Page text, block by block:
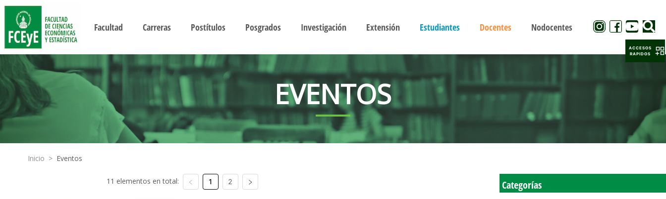
Facultad Carreras Postítulos Posgrados Investigación Extensión Estudiantes Docentes Nodocentes
EVENTOS
Inicio > Eventos
11 elementos en total: 1 2 Categorías
ACCESOS
RAPIDOS